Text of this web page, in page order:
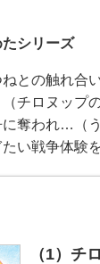
シリーズ
との触れ合
チロヌップ
奪われ…（
い戦争体験
（1） チ